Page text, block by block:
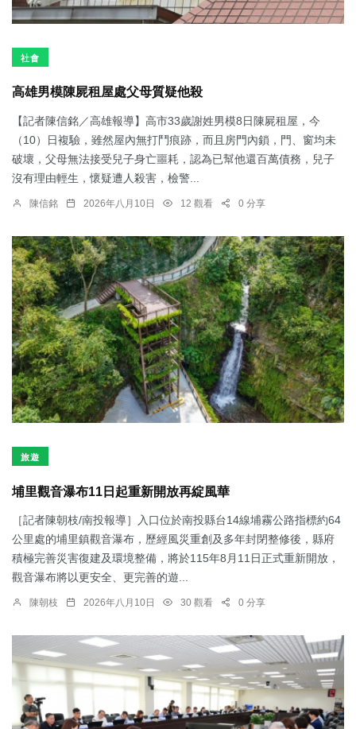
社會
高雄男模陳屍租屋處父母質疑他殺
【記者陳信銘／高雄報導】高市33歲謝姓男模8日陳屍租屋，今
（10）日複驗，雖然屋內無打鬥痕跡，而且房門內鎖，門、窗均未
破壞，父母無法接受兒子身亡噩耗，認為已幫他還百萬債務，兒子
沒有理由輕生，懷疑遭人殺害，檢警...
陳信銘 2026年八月10日 12 觀看 0 分享
旅遊
埔里觀音瀑布11日起重新開放再綻風華
［記者陳朝枝/南投報導］入口位於南投縣台14線埔霧公路指標約64
公里處的埔里鎮觀音瀑布，歷經風災重創及多年封閉整修後，縣府
積極完善災害復建及環境整備，將於115年8月11日正式重新開放，
觀音瀑布將以更安全、更完善的遊...
陳朝枝 2026年八月10日 30 觀看 0 分享